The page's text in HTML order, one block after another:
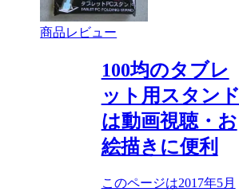
商品レビュー
100均のタブレ
ット用スタンド
は動画視聴・お
絵描きに便利
このページは2017年5月